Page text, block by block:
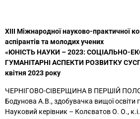
ХІІI Міжнародної науково-практичної
аспірантів та молодих учених
«ЮНІСТЬ НАУКИ – 2023: СОЦІАЛЬНО-
ГУМАНІТАРНІ АСПЕКТИ РОЗВИТКУ
квітня 2023 року
ЧЕРНІГОВО-СІВЕРЩИНА В ПЕРШІЙ
Бодунова А.В., здобувачка вищої освіти
Науковий керівник – Колєватов О. О.,